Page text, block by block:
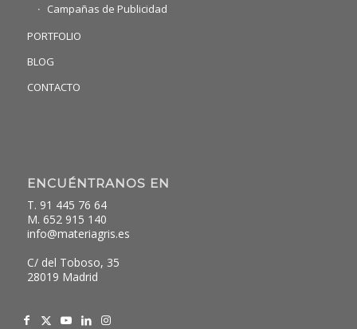
Campañas de Publicidad
PORTFOLIO
BLOG
CONTACTO
ENCUÉNTRANOS EN
T. 91 445 76 64
M. 652 915 140
info@materiagris.es
C/ del Toboso, 35
28019 Madrid